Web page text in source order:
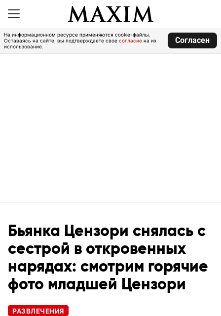
На информационном ресурсе применяются cookie-файлы.
Оставаясь на сайте, вы подтверждаете свое согласие на их
использование.
Согласен
Бьянка Цензори снялась с
сестрой в откровенных
нарядах: смотрим горячие
фото младшей Цензори
РАЗВЛЕЧЕНИЯ